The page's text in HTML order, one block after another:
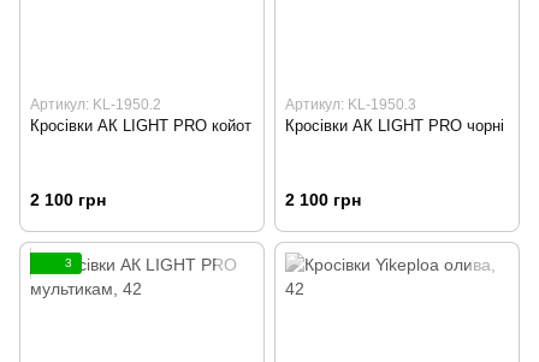
Артикул: KL-1950.2
Кросівки АК LIGHT PRO койот
2 100 грн
Артикул: KL-1950.3
Кросівки АК LIGHT PRO чорні
2 100 грн
3